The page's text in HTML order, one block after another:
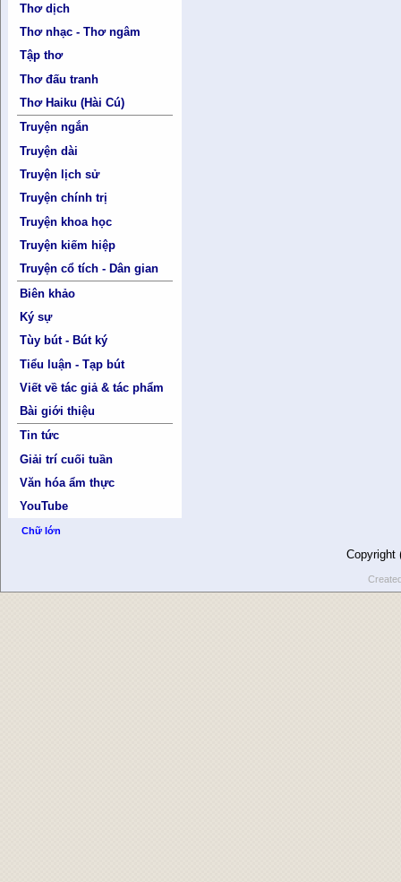
Thơ dịch
Thơ nhạc - Thơ ngâm
Tập thơ
Thơ đấu tranh
Thơ Haiku (Hài Cú)
Truyện ngắn
Truyện dài
Truyện lịch sử
Truyện chính trị
Truyện khoa học
Truyện kiếm hiệp
Truyện cổ tích - Dân gian
Biên khảo
Ký sự
Tùy bút - Bút ký
Tiểu luận - Tạp bút
Viết về tác giả & tác phẩm
Bài giới thiệu
Tin tức
Giải trí cuối tuần
Văn hóa ẩm thực
YouTube
Chữ lớn
Copyright